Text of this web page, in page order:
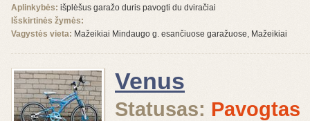
Aplinkybės: išplėšus garažo duris pavogti du dviračiai
Išskirtinės žymės:
Vagystės vieta: Mažeikiai Mindaugo g. esančiuose garažuose, Mažeikiai
Venus
Statusas: Pavogtas